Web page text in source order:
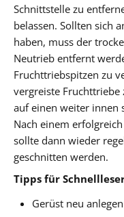
Schnittstelle zu
belassen. Sollten sich
haben, muss der
Neutrieb entfernt
Fruchttriebspitzen zu
vergreiste Fruchttriebe
auf einen weiter innen
Nach einem
sollte dann wieder
geschnitten werden.
Tipps für
Gerüst neu anlegen